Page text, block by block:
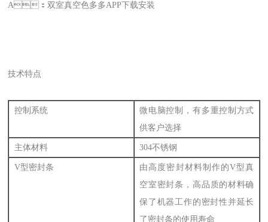
A：双室真空色多多APP下载安装
技术特点
控制系统
微电脑控制，有多重控制方式
供客户选择
主体材料 304不锈钢
V型密封条
由高度密封材料制作的V型真
空室密封条，高品质的材料确
保了机器工作的密封性并延长
了密封条的使用寿命